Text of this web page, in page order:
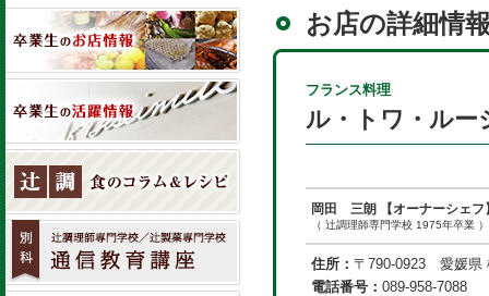
お店の詳細情
フランス料理
ル・トワ・ルー
岡田 三朗 【オーナーシェフ
（ 辻調理師専門学校 1975年卒業 ）
住所： 〒790-0923 愛媛県
電話番号： 089-958-7088